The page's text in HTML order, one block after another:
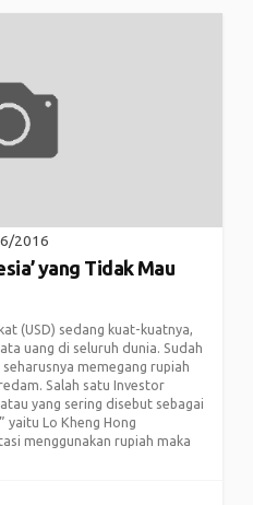
2016
yang Tidak Mau
(USD) sedang kuat-kuatnya,
uang di seluruh dunia. Sudah
memegang rupiah
Salah satu Investor
yang sering disebut sebagai
yaitu Lo Kheng Hong
menggunakan rupiah maka